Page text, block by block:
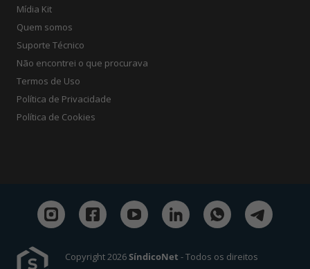
Mídia Kit
Quem somos
Suporte Técnico
Não encontrei o que procurava
Termos de Uso
Política de Privacidade
Política de Cookies
Copyright 2026SíndicoNet - Todos os direitos